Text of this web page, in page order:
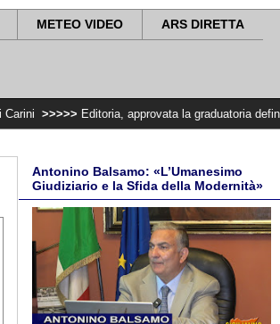
METEO VIDEO ARS DIRETTA
Editoria, approvata la graduatoria definitiva dei
Antonino Balsamo: «L’Umanesimo
Giudiziario e la Sfida della Modernità»